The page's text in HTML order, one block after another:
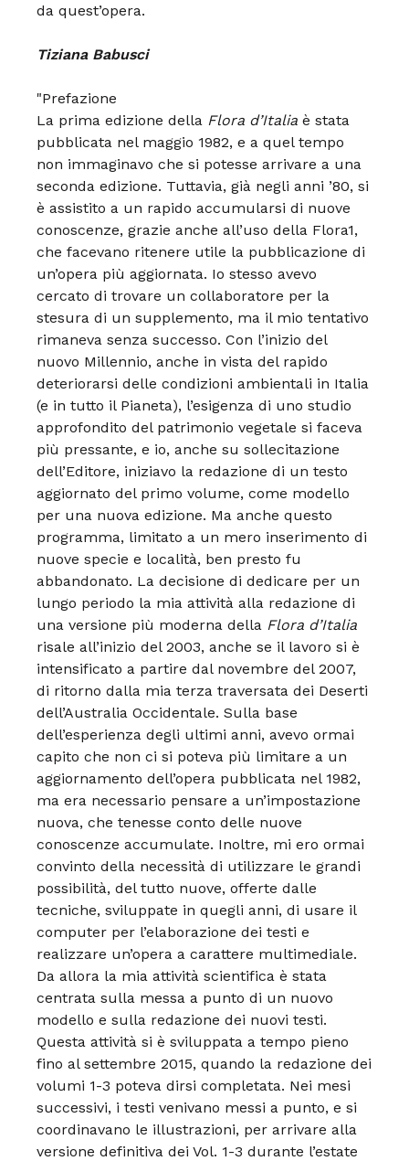
da quest’opera.
Tiziana Babusci
"Prefazione
La prima edizione della Flora d’Italia è stata
pubblicata nel maggio 1982, e a quel tempo
non immaginavo che si potesse arrivare a una
seconda edizione. Tuttavia, già negli anni ’80, si
è assistito a un rapido accumularsi di nuove
conoscenze, grazie anche all’uso della Flora1,
che facevano ritenere utile la pubblicazione di
un’opera più aggiornata. Io stesso avevo
cercato di trovare un collaboratore per la
stesura di un supplemento, ma il mio tentativo
rimaneva senza successo. Con l’inizio del
nuovo Millennio, anche in vista del rapido
deteriorarsi delle condizioni ambientali in Italia
(e in tutto il Pianeta), l’esigenza di uno studio
approfondito del patrimonio vegetale si faceva
più pressante, e io, anche su sollecitazione
dell’Editore, iniziavo la redazione di un testo
aggiornato del primo volume, come modello
per una nuova edizione. Ma anche questo
programma, limitato a un mero inserimento di
nuove specie e località, ben presto fu
abbandonato. La decisione di dedicare per un
lungo periodo la mia attività alla redazione di
una versione più moderna della Flora d’Italia
risale all’inizio del 2003, anche se il lavoro si è
intensificato a partire dal novembre del 2007,
di ritorno dalla mia terza traversata dei Deserti
dell’Australia Occidentale. Sulla base
dell’esperienza degli ultimi anni, avevo ormai
capito che non ci si poteva più limitare a un
aggiornamento dell’opera pubblicata nel 1982,
ma era necessario pensare a un’impostazione
nuova, che tenesse conto delle nuove
conoscenze accumulate. Inoltre, mi ero ormai
convinto della necessità di utilizzare le grandi
possibilità, del tutto nuove, offerte dalle
tecniche, sviluppate in quegli anni, di usare il
computer per l’elaborazione dei testi e
realizzare un’opera a carattere multimediale.
Da allora la mia attività scientifica è stata
centrata sulla messa a punto di un nuovo
modello e sulla redazione dei nuovi testi.
Questa attività si è sviluppata a tempo pieno
fino al settembre 2015, quando la redazione dei
volumi 1-3 poteva dirsi completata. Nei mesi
successivi, i testi venivano messi a punto, e si
coordinavano le illustrazioni, per arrivare alla
versione definitiva dei Vol. 1-3 durante l’estate